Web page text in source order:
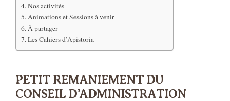
Nos activités
Animations et Sessions à venir
À partager
Les Cahiers d’Apistoria
PETIT REMANIEMENT DU
CONSEIL D’ADMINISTRATION